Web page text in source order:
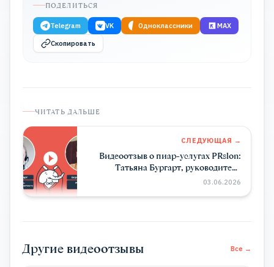
ПОДЕЛИТЬСЯ
Telegram VK Одноклассники MAX
Скопировать
ЧИТАТЬ ДАЛЬШЕ
СЛЕДУЮЩАЯ →
Видеоотзыв о пиар-услугах PRslon:
Татьяна Бургарт, руководитель
департамента маркетинга Impulse
03.06.2026
Другие видеоотзывы Все →